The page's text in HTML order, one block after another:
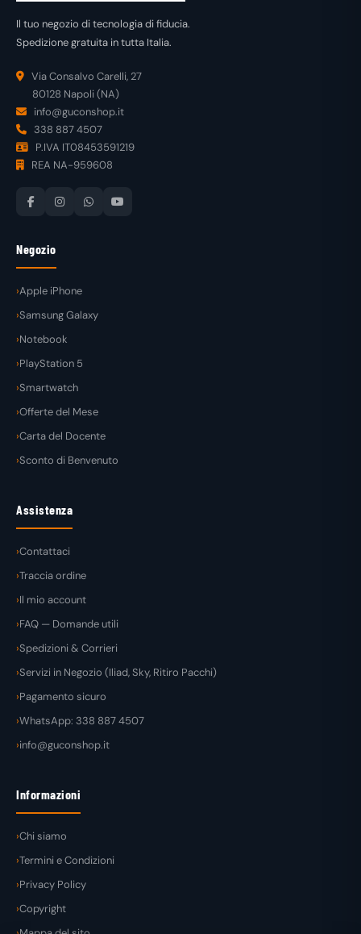
Il tuo negozio di tecnologia di fiducia.
Spedizione gratuita in tutta Italia.
Via Consalvo Carelli, 27
80128 Napoli (NA)
info@guconshop.it
338 887 4507
P.IVA IT08453591219
REA NA-959608
Negozio
Apple iPhone
Samsung Galaxy
Notebook
PlayStation 5
Smartwatch
Offerte del Mese
Carta del Docente
Sconto di Benvenuto
Assistenza
Contattaci
Traccia ordine
Il mio account
FAQ — Domande utili
Spedizioni & Corrieri
Servizi in Negozio (Iliad, Sky, Ritiro Pacchi)
Pagamento sicuro
WhatsApp: 338 887 4507
info@guconshop.it
Informazioni
Chi siamo
Termini e Condizioni
Privacy Policy
Copyright